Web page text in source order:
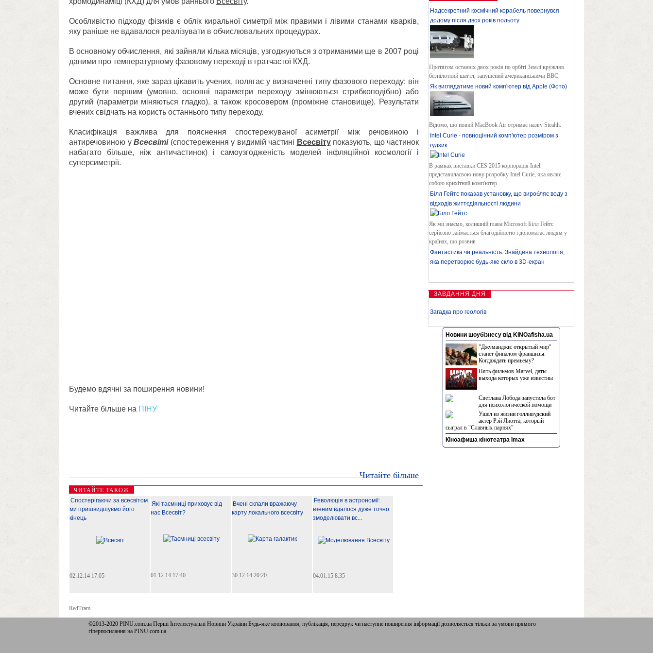
Особливістю підходу фізиків є облік киральної симетрії між правими і лівими станами кварків,
яку раніше не вдавалося реалізувати в обчислювальних процедурах.
В основному обчислення, які зайняли кілька місяців, узгоджуються з отриманими ще в 2007 році
даними про температурному фазовому переході в гратчастої КХД.
Основне питання, яке зараз цікавить учених, полягає у визначенні типу фазового переходу: він
може бути першим (умовно, основні параметри переходу змінюються стрибкоподібно) або
другий (параметри міняються гладко), а також кросовером (проміжне становище). Результати
вчених свідчать на користь останнього типу переходу.
Класифікація важлива для пояснення спостережуваної асиметрії між речовиною і
антиречовиною у Всесвіті(спостереження у видимій частині Всесвітупоказують, що частинок
набагато більше, ніж античастинок) і самоузгодженість моделей інфляційної космології і
суперсиметрії.
Будемо вдячні за поширення новини!
Читайте більше на ПІНУ
Читайте більше
Надсекретний космічний корабель повернувся
додому після двох років польоту
Протягом останніх двох років по орбіті Землі кружляв
безпілотний шаттл, запущений американськими ВВС.
Як виглядатиме новий комп'ютер від Apple (Фото)
Відомо, що новий MacBook Air отримає назву Stealth.
Intel Curie - повноцінний комп'ютер розміром з
гудзик
В рамках виставки CES 2015 корпорація Intel
представиласвою нову розробку Intel Curie, яка являє
собою крихітний комп'ютер
Білл Гейтс показав установку, що виробляє воду з
відходів життєдіяльності людини
Як ми знаємо, колишній глава Microsoft Білл Гейтс
серйозно займається благодійністю і допомагає людям у
країнах, що розвив
Фантастика чи реальність: Знайдена технологія,
яка перетворює будь-яке скло в 3D-екран
ЗАВДАННЯ ДНЯ
Загадка про геологів
Новини шоубізнесу від KINOafisha.ua
"Джуманджи: открытый мир"
станет финалом франшизы.
Когдаждать премьему?
Пять фильмов Marvel, даты
выхода которых уже известны
Светлана Лобода запустила бот
для психологической помощи
Ушел из жизни голливудский
актер Рэй Лиотта, который
сыграл в "Славных парнях"
Кіноафиша кінотеатра Imax
ЧИТАЙТЕ ТАКОЖ
Спостерігаючи за всесвітом
ми пришвидшуємо його
кінець
02.12.14 17:05
Які таємниці приховує від
нас Всесвіт?
01.12.14 17:40
Вчені склали вражаючу
карту локального всесвіту
30.12.14 20:20
Революція в астрономії:
вченим вдалося дуже точно
змоделювати вс...
04.01.15 8:35
RedTram
©2013-2020 PINU.com.ua Перші Інтелектуальні Новини України Будь-яке копiювання, публiкацiя, передрук чи наступне поширення iнформацiї дозволяється тільки за умови прямого
гіперпосилання на PINU.com.ua